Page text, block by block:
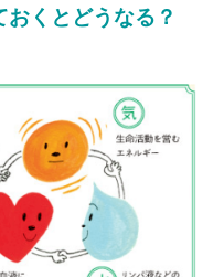
くとどうなる？